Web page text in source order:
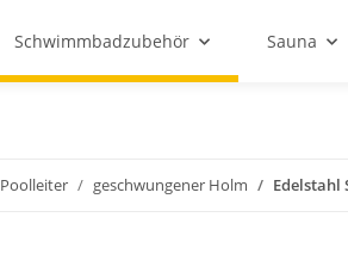
Schwimmbadzubehör Sauna
Poolleiter geschwungener Holm Edelstahl